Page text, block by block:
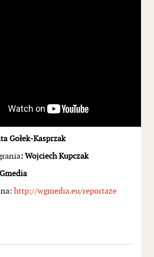
Gołek-Kasprzak
: Wojciech Kupczak
http://wgmedia.eu/reportaże